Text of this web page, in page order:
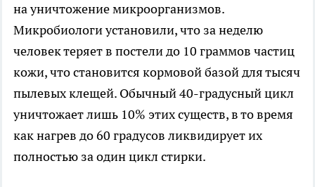
на уничтожение микроорганизмов.
Микробиологи установили, что за неделю
человек теряет в постели до 10 граммов частиц
кожи, что становится кормовой базой для тысяч
пылевых клещей. Обычный 40-градусный цикл
уничтожает лишь 10% этих существ, в то время
как нагрев до 60 градусов ликвидирует их
полностью за один цикл стирки.